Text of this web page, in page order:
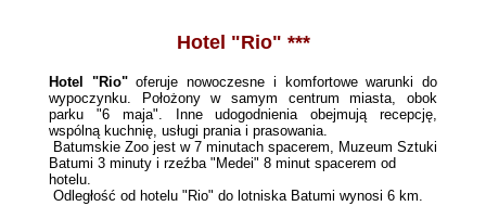
Hotel "Rio" ***
Hotel "Rio"oferuje nowoczesne i komfortowe warunki do
wypoczynku. Położony w samym centrum miasta, obok
parku "6 maja". Inne udogodnienia obejmują recepcję,
wspólną kuchnię, usługi prania i prasowania.
Batumskie Zoo jest w 7 minutach spacerem, Muzeum Sztuki
Batumi 3 minuty i rzeźba "Medei" 8 minut spacerem od
hotelu.
Odległość od hotelu "Rio" do lotniska Batumi wynosi 6 km.